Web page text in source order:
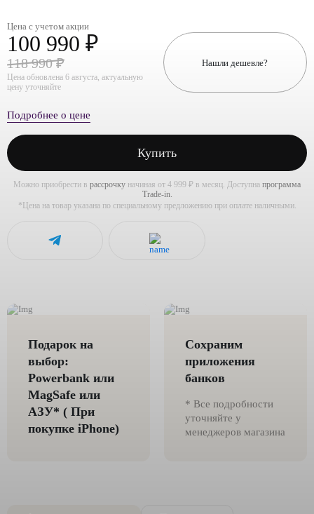
Цена с учетом акции
100 990 ₽
118 990 ₽
Цена обновлена 6 августа, актуальную
цену уточняйте
Нашли дешевле?
Подробнее о цене
Купить
Можно приобрести в рассрочку начиная от 4 999 ₽ в месяц. Доступна программа
Trade-in.
*Цена на товар указана по специальному предложению при оплате наличными.
Подарок на
выбор:
Powerbank или
MagSafe или
AЗУ* ( При
покупке iPhone)
Сохраним
приложения
банков
* Все подробности
уточняйте у
менеджеров магазина